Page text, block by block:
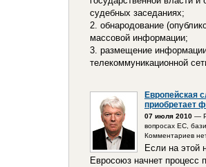
судебных заседаниях;
2. обнародование
массовой информации;
3. размещение
телекоммуникационной
Европейская
приобретает
07 июля 2010 —
вопросах ЕС,
Комментариев
Если на этой
Евросоюз начнет процесс